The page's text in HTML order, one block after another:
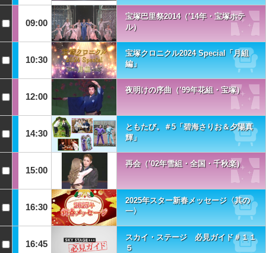
09:00
宝塚巴里祭2014（’14年・宝塚ホテ
ル）
10:30
宝塚クロニクル2024 Special「月組
編」
12:00
夜明けの序曲（’99年花組・宝塚）
14:30
ともたび。＃5「碧海さりお＆夕陽真
輝」
15:00
再会（’02年雪組・全国・千秋楽）
16:30
2025年スター新春メッセージ〈其の
一〉
16:45
スカイ・ステージ 必見ガイド＃１１
５